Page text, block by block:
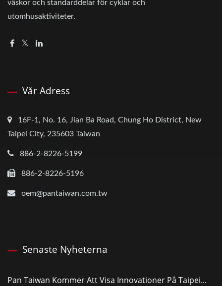
väskor och standarddelar för cyklar och
utomhusaktiviteter.
Vår Adress
16F-1, No. 16, Jian Ba Road, Chung Ho District, New
Taipei City, 235603 Taiwan
886-2-8226-5199
886-2-8226-5196
oem@pantaiwan.com.tw
Senaste Nyheterna
Pan Taiwan Kommer Att Visa Innovationer På Taipei...